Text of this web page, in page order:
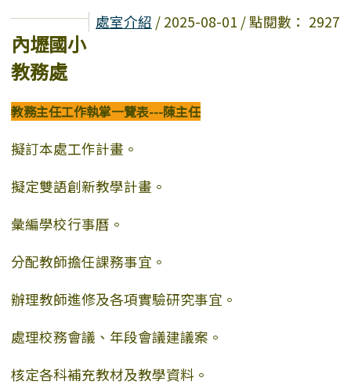
處室介紹 / 2025-08-01 / 點閱數： 2927
內壢國小
教務處
教務主任工作執掌一覽表---陳主任
擬訂本處工作計畫。
擬定雙語創新教學計畫。
彙編學校行事曆。
分配教師擔任課務事宜。
辦理教師進修及各項實驗研究事宜。
處理校務會議、年段會議建議案。
核定各科補充教材及教學資料。